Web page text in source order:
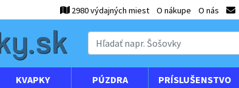
2980 výdajných miest O nákupe O nás
KVAPKY PÚZDRA PRÍSLUŠENSTVO